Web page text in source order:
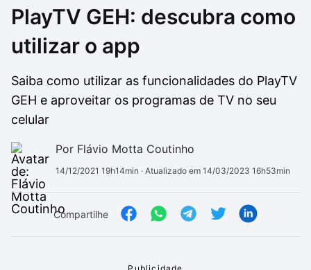
Drivers
Outros
PlayTV GEH: descubra como
utilizar o app
Saiba como utilizar as funcionalidades do PlayTV
GEH e aproveitar os programas de TV no seu
celular
Por Flávio Motta Coutinho
14/12/2021 19h14min · Atualizado em 14/03/2023 16h53min
Compartilhe